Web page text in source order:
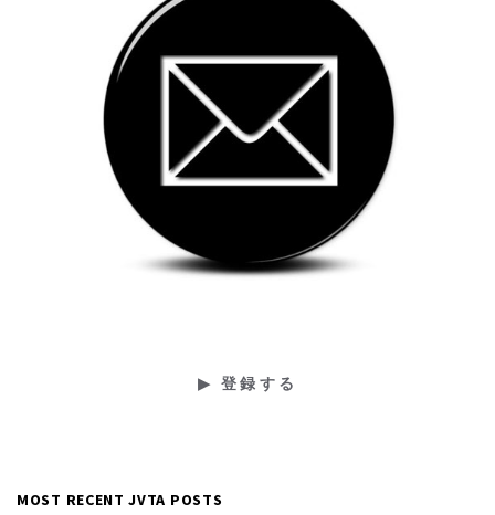
MOST RECENT JVTA POSTS